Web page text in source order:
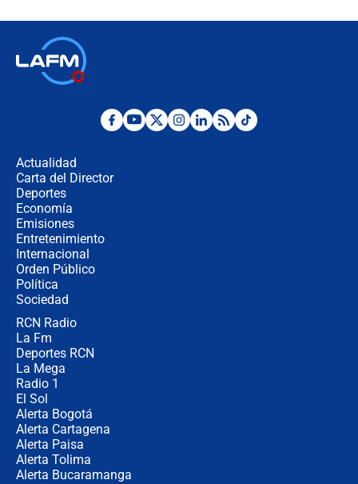
Álvaro Uribe asistirá a la posesión y
Actualidad
Carta del Director
Deportes
Economía
Emisiones
Entretenimiento
Internacional
Orden Público
Política
Sociedad
RCN Radio
La Fm
Deportes RCN
La Mega
Radio 1
El Sol
Alerta Bogotá
Alerta Cartagena
Alerta Paisa
Alerta Tolima
Alerta Bucaramanga